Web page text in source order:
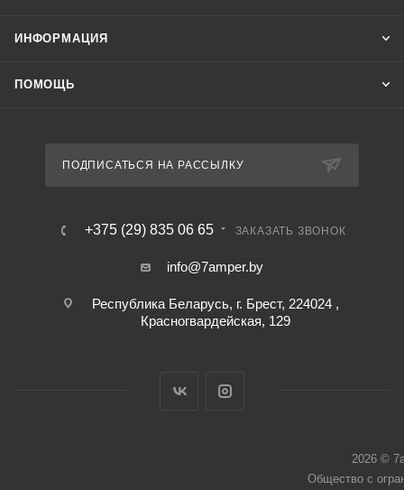
ИНФОРМАЦИЯ
ПОМОЩЬ
ПОДПИСАТЬСЯ НА РАССЫЛКУ
+375 (29) 835 06 65 ЗАКАЗАТЬ ЗВОНОК
info@7amper.by
Республика Беларусь, г. Брест, 224024 ,
Красногвардейская, 129
2026 ©
Общество с